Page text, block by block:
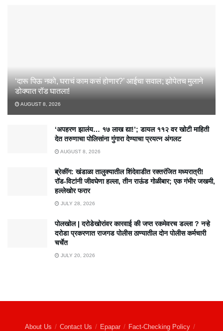
‘दारू पिऊ नको, घराचं काम कसं होणार?’ आईचा सवाल; झोपेतच मुलाने
डोक्यात रॉड घातला!
AUGUST 8, 2026
‘अपहरण झालंय… १७ लाख द्या!’; डायल ११२ वर खोटी माहिती
देत तरुणाचा पोलिसांना गुंगारा देण्याचा प्रयत्न अंगलट
AUGUST 8, 2026
ब्रेकींग: खंडाळा तालुक्यातील शिंदेवाडीत रक्तरंजित मध्यरात्री!
रॉड-विटांनी जीवघेणा हल्ला, तीन राऊंड गोळीबार; एक गंभीर जखमी,
हल्लेखोर फरार
JULY 28, 2026
पोलखोल | दरोडेखोरांवर कारवाई की जप्त रकमेवरच डल्ला ? नऱ्हे
दरोडा प्रकरणात राजगड पोलीस ठाण्यातील दोन पोलीस कर्मचारी
चर्चेत
JULY 20, 2026
About Us Contact Us Epapar Fact-Checking Policy